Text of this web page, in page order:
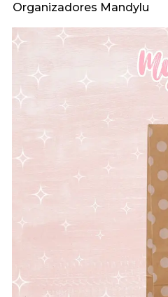
Organizadores Mandylu